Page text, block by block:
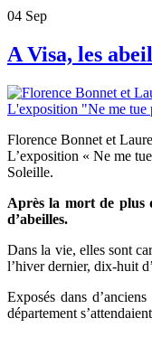
04 Sep
A Visa, les
Florence Bonnet et
L’exposition « Ne me
Soleille.
Après la mort de plus
d’abeilles.
Dans la vie, elles sont
l’hiver dernier, dix-huit
Exposés dans
département